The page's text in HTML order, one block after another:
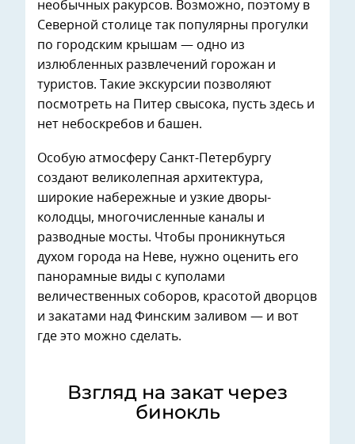
необычных ракурсов. Возможно, поэтому в
Северной столице так популярны прогулки
по городским крышам — одно из
излюбленных развлечений горожан и
туристов. Такие экскурсии позволяют
посмотреть на Питер свысока, пусть здесь и
нет небоскребов и башен.
Особую атмосферу Санкт-Петербургу
создают великолепная архитектура,
широкие набережные и узкие дворы-
колодцы, многочисленные каналы и
разводные мосты. Чтобы проникнуться
духом города на Неве, нужно оценить его
панорамные виды с куполами
величественных соборов, красотой дворцов
и закатами над Финским заливом — и вот
где это можно сделать.
Взгляд на закат через
бинокль